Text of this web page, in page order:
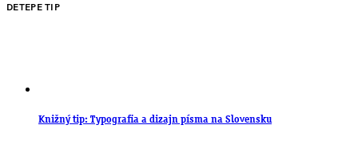
DETEPE TIP
Knižný tip: Typografia a dizajn písma na Slovensku